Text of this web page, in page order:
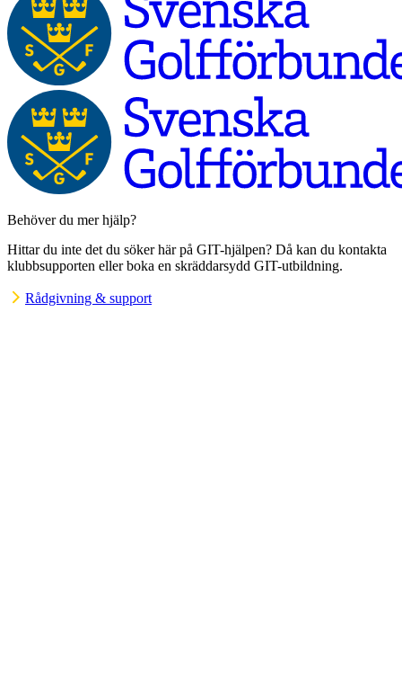
Behöver du mer hjälp?
Hittar du inte det du söker här på GIT-hjälpen? Då kan du kontakta
klubbsupporten eller boka en skräddarsydd GIT-utbildning.
Rådgivning & support